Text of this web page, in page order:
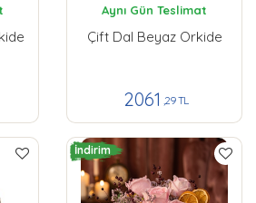
Aynı Gün Teslimat
Çift Dal Beyaz Orkide
2061 ,29 TL
İndirim